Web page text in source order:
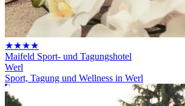
★★★★
Maifeld Sport- und Tagungshotel
Werl
Sport, Tagung und Wellness in Werl